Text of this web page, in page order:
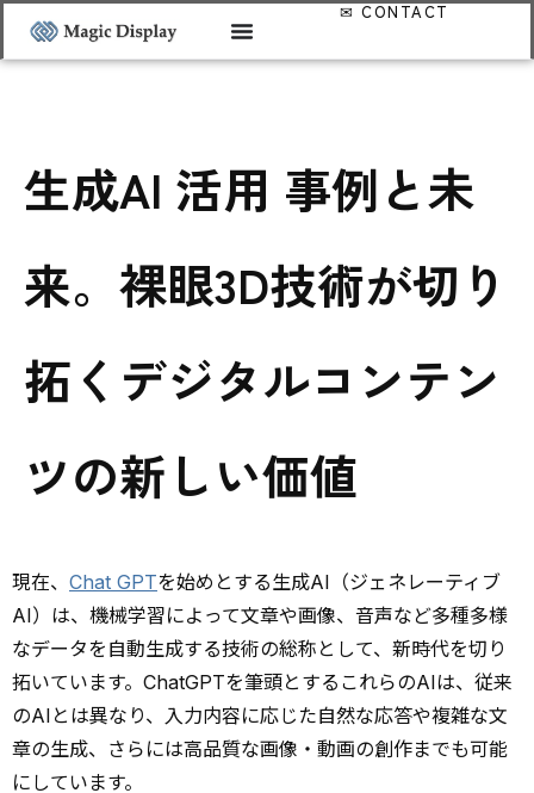
生成AI 活用 事例と未
来。裸眼3D技術が切り
拓くデジタルコンテン
ツの新しい価値
現在、 Chat GPTを始めとする生成AI（ジェネレーティブ
AI）は、機械学習によって文章や画像、音声など多種多様
なデータを自動生成する技術の総称として、新時代を切り
拓いています。ChatGPTを筆頭とするこれらのAIは、従来
のAIとは異なり、入力内容に応じた自然な応答や複雑な文
章の生成、さらには高品質な画像・動画の創作までも可能
にしています。